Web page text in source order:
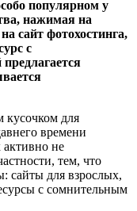
популярном у
нажимая на
сайт фотохостинга,
с
кусочком для
времени
не
тем, что
сайты для взрослых,
с сомнительным